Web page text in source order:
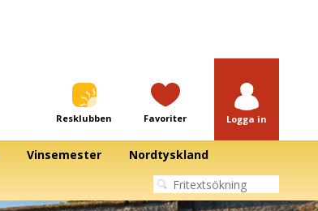
Resklubben Favoriter Logga in
Vinsemester Nordtyskland